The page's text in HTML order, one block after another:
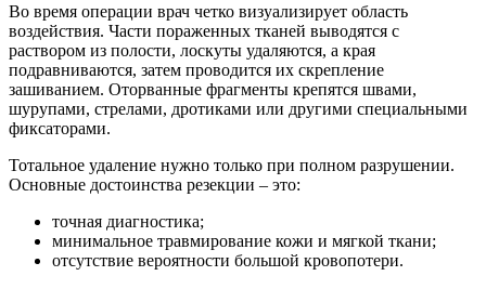
Во время операции врач четко визуализирует область
воздействия. Части пораженных тканей выводятся с
раствором из полости, лоскуты удаляются, а края
подравниваются, затем проводится их скрепление
зашиванием. Оторванные фрагменты крепятся швами,
шурупами, стрелами, дротиками или другими специальными
фиксаторами.
Тотальное удаление нужно только при полном разрушении.
Основные достоинства резекции – это:
точная диагностика;
минимальное травмирование кожи и мягкой ткани;
отсутствие вероятности большой кровопотери.